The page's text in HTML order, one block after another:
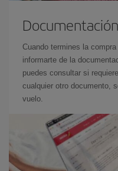
Cuando termines la
informarte de la
puedes consultar si
cualquier otro documento,
vuelo.